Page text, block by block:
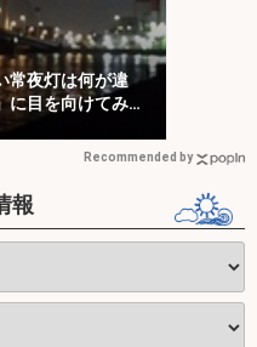
常夜灯は何が違
目を向けてみよ
Recommended by
報